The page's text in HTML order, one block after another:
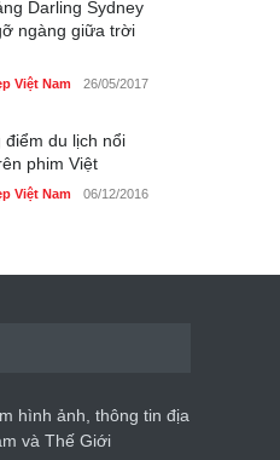
Darling Sydney
ngàng giữa trời
Việt Nam 26/05/2017
điểm du lịch nổi
phim Việt
Việt Nam 06/12/2016
hình ảnh, thông tin địa
và Thế Giới